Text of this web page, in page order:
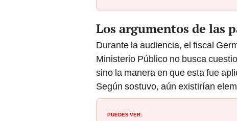
Los argumentos de las
Durante la audiencia, el fiscal
Ministerio Público no busca
sino la manera en que esta fue
Según sostuvo, aún existirían
PUEDES VER: